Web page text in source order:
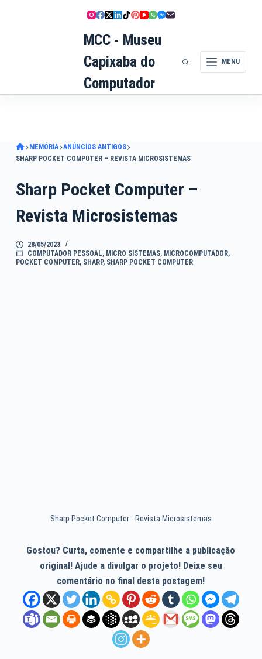
MCC - Museu
Capixaba do
Computador
MENU
MEMÓRIA ANÚNCIOS ANTIGOS
SHARP POCKET COMPUTER – REVISTA MICROSISTEMAS
Sharp Pocket Computer –
Revista Microsistemas
28/05/2023
COMPUTADOR PESSOAL, MICRO SISTEMAS, MICROCOMPUTADOR,
POCKET COMPUTER, SHARP, SHARP POCKET COMPUTER
Sharp Pocket Computer - Revista Microsistemas
Gostou? Curta, comente e compartilhe a publicação
original! Ajude a divulgar o projeto! Deixe seu
comentário no final desta postagem!